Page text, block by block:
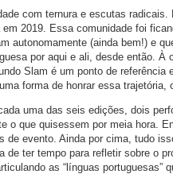
com ternura e escutas
2019. Essa comunidade foi
autonomamente (ainda bem!) e
por aqui e ali, desde então. À
Slam é um ponto de referência
forma de honrar essa trajetória,
uma das seis edições, dois
o que quisessem por meia hora.
de evento. Ainda por cima, tudo
de ter tempo para refletir sobre o
as “línguas portuguesas”